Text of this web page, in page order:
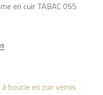
en cuir TABAC 055